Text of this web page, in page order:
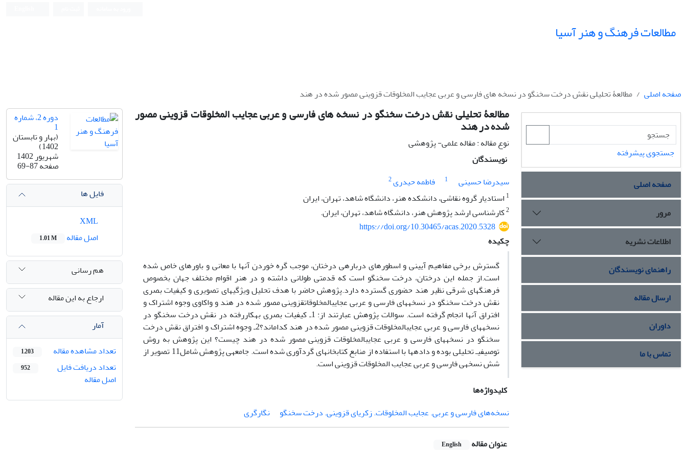
مطالعات فرهنگ و هنر آسیا
صفحه اصلی مطالعۀ تحلیلی نقش درخت سخنگو در نسخه های فارسی و عربی عجایب المخلوقات قزوینی مصور شده در هند
مطالعۀ تحلیلی نقش درخت سخنگو در نسخه های فارسی و عربی عجایب المخلوقات قزوینی مصور
شده در هند
نوع مقاله : مقاله علمی- پژوهشی
نویسندگان
سیدرضا حسینی
1 فاطمه حیدری2
1 استادیار گروه نقاشی، دانشکده هنر، دانشگاه شاهد، تهران، ایران
2کارشناسی ارشد پژوهش هنر، دانشگاه شاهد، تهران، ایران.
https://doi.org/10.30465/acas.2020.5328
چکیده
گسترش برخی مفاهیم آیینی و اسطوره­ای درباره­ی درختان، موجب گره خوردن آنها با معانی و باورهای خاص شده
است.از جمله این درختان، درخت سخنگو است که قدمتی طولانی داشته و در هنر اقوام مختلف جهان بخصوص
فرهنگ­های شرقی نظیر هند حضوری گسترده دارد.پژوهش حاضر با هدف تحلیل ویژگی­های تصویری و کیفیات بصری
نقش درخت سخنگو در نسخه­های فارسی و عربی عجایب­المخلوقات­قزوینی مصور شده در هند و واکاوی وجوه اشتراک و
افتراق آنها انجام گرفته است. سوالات پژوهش عبارتند از: 1ـ کیفیات بصری به­کار­رفته در نقش درخت سخنگو در
نسخه­های فارسی و عربی عجایب­المخلوقات قزوینی مصور شده در هند کدام­اند؟2ـ وجوه اشتراک و افتراق نقش درخت
سخنگو در نسخه­های فارسی و عربی عجایب­المخلوقات قزوینی مصور شده در هند چیست؟ این پژوهش به روش
توصیفی­ـ­ تحلیلی بوده و داده­ها با استفاده از منابع کتابخانه­ای گردآوری شده است. جامعه­ی پژوهش شامل11 تصویر از
شش نسخه­ی فارسی و عربی عجایب المخلوقات قزوینی است.
کلیدواژه‌ها
نسخه‌های فارسی و عربی. عجایب المخلوقات. زکریای قزوینی. درخت سخنگو
نگارگری
عنوان مقاله English
دوره 2، شماره
1
(بهار و تابستان
1402)
شهریور 1402
صفحه69-87
فایل ها
اصل مقاله
1.01 M
هم رسانی
ارجاع به این مقاله
آمار
تعداد مشاهده مقاله
1,203
تعداد دریافت فایل
اصل مقاله
952
جستجوی پیشرفته
صفحه اصلی
مرور
اطلاعات نشریه
راهنمای نویسندگان
ارسال مقاله
داوران
تماس با ما